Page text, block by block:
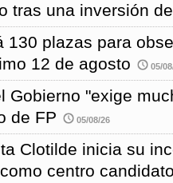
tras una inversión
130 plazas para
12 de agosto
05/
Gobierno "exige
de FP
05/08/26
Clotilde inicia su
centro